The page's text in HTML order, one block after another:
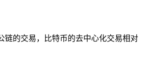
链的交易，比特币的去中心化交易相对